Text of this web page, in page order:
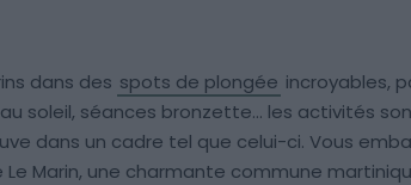
dans des spots de plongée incroyables,
soleil, séances bronzette… les activités
dans un cadre tel que celui-ci. Vous
Le Marin, une charmante commune